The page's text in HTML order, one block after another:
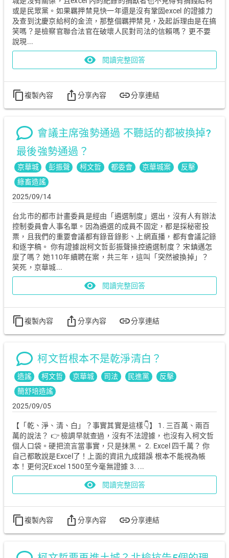
或是民眾黨。如果羈押禁見快一年還是沒有鞏固excel 的證據力
及查到沈慶京給柯的金流，那整個羈押禁見，及起訴理由是在搞
笑嗎？是檢察官聯合法官在破壞人民對司法的信賴嗎？ 更不要
說現...
visibility 閱讀完整回答
content_copy複製內容 ios_share 分享內容 link分享連結
會議主席強勢通過 不聽話的都被換掉?
最後強勢通過？
京華城 彭振聲 柯文哲 都委會 京華城案
反擊
綠畜造謠
2025/09/14
台北市的都市計畫委員是經由「遴選制度」選出，沒有人有辦法
控制委員會人事名單。因為遴選的成員不固定，都是採秘密投
票，且我們的重要會議都有錄音錄影、上網直播，都有會議記錄
和逐字稿。 你有證據說柯文哲彭振聲操控遴選制度？ 宋鎮邁怎
麼了嗎？ 她110年續聘在案，共三年，這叫「突然被換掉」？
笑死，京華城...
visibility 閱讀完整回答
content_copy複製內容 ios_share 分享內容 link分享連結
柯文哲根本不是乾淨清白？
造謠 柯文哲 京華城 司法 民進黨
反擊
簡舒培造謠
2025/09/05
【「乾、淨、清、白」？事實其實是這樣👇】 1. 三百萬、兩百
萬的說法？ 👉 檢調早就查過，沒有不法證據，也沒有入柯文哲
個人口袋。硬把流言當事實，只是抹黑。 2. Excel 四千萬？ 你
自己都敢說是Excel了！上面的資訊九成錯誤 根本不能視為帳
本！更何況Excel 1500至今毫無證據 3. ...
visibility 閱讀完整回答
content_copy複製內容 ios_share 分享內容 link分享連結